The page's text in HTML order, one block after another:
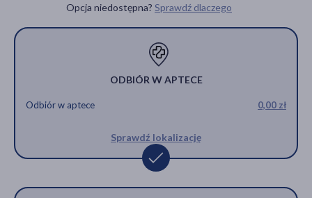
Opcja niedostępna? Sprawdź dlaczego
ODBIÓR W APTECE
Odbiór w aptece 0,00 zł
Sprawdź lokalizację